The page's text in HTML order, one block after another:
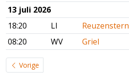
13 juli 2026
18:20
LI
Reuzenstern
08:20
WV Griel
Vorige